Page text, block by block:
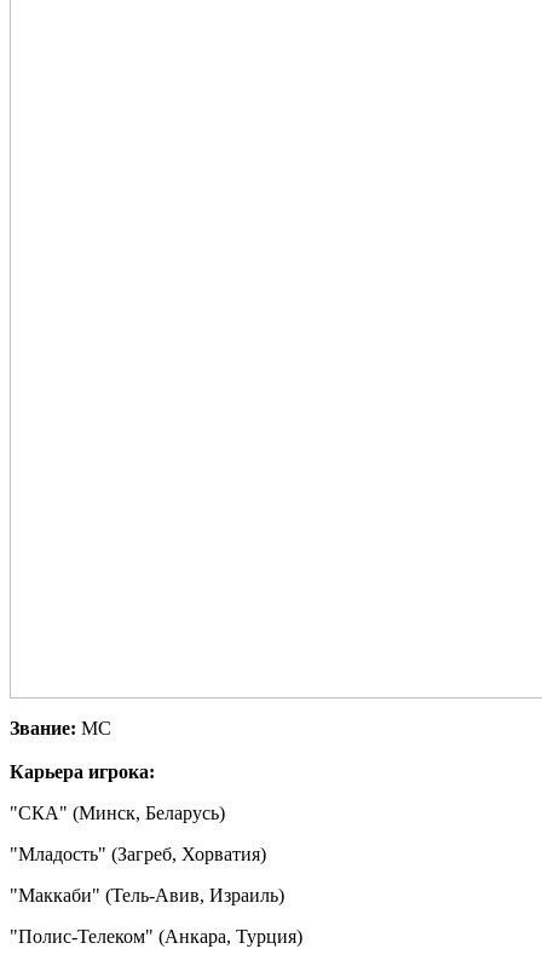
Звание: МС
Карьера игрока:
"СКА" (Минск, Беларусь)
"Младость" (Загреб, Хорватия)
"Маккаби" (Тель-Авив, Израиль)
"Полис-Телеком" (Анкара, Турция)